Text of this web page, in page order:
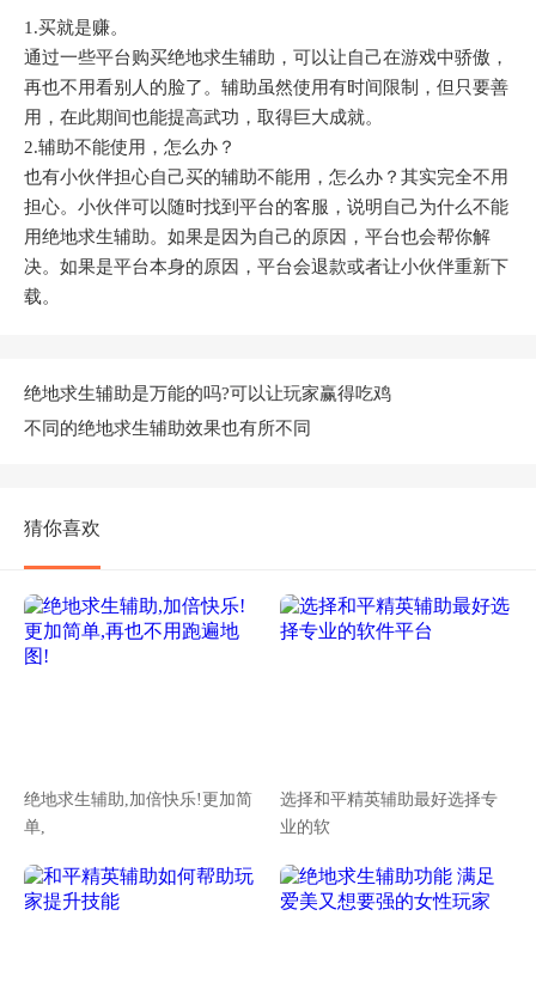
1.买就是赚。
通过一些平台购买绝地求生辅助，可以让自己在游戏中骄傲，
再也不用看别人的脸了。辅助虽然使用有时间限制，但只要善
用，在此期间也能提高武功，取得巨大成就。
2.辅助不能使用，怎么办？
也有小伙伴担心自己买的辅助不能用，怎么办？其实完全不用
担心。小伙伴可以随时找到平台的客服，说明自己为什么不能
用绝地求生辅助。如果是因为自己的原因，平台也会帮你解
决。如果是平台本身的原因，平台会退款或者让小伙伴重新下
载。
绝地求生辅助是万能的吗?可以让玩家赢得吃鸡
不同的绝地求生辅助效果也有所不同
猜你喜欢
绝地求生辅助,加倍快乐!更加简
单,
选择和平精英辅助最好选择专
业的软